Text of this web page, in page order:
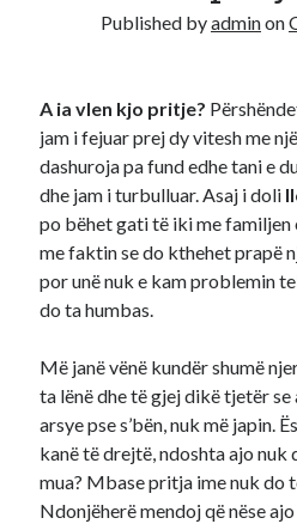
FabiolaonAplikoni Online
Ahmed Mohamed Alion Llotaria
dollar aplikimi
Ahmed Mohamed Ali
Llotaria
dollar aplikimi
Published byadminon
A ia vlen kjo pritje?
jam i fejuar prej dy vitesh me
dashuroja pa fund edhe tani e
dhe jam i turbulluar. Asaj i doli
po bëhet gati të iki me familjen
me faktin se do kthehet prapë
por unë nuk e kam problemin
do ta humbas.
Më janë vënë kundër shumë
ta lënë dhe të gjej dikë tjetër
arsye pse s’bën, nuk më japin.
kanë të drejtë, ndoshta ajo nuk
mua? Mbase pritja ime nuk do
Ndonjëherë mendoj që nëse